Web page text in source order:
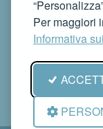
Per maggiori
Informativa
Privacy Policy